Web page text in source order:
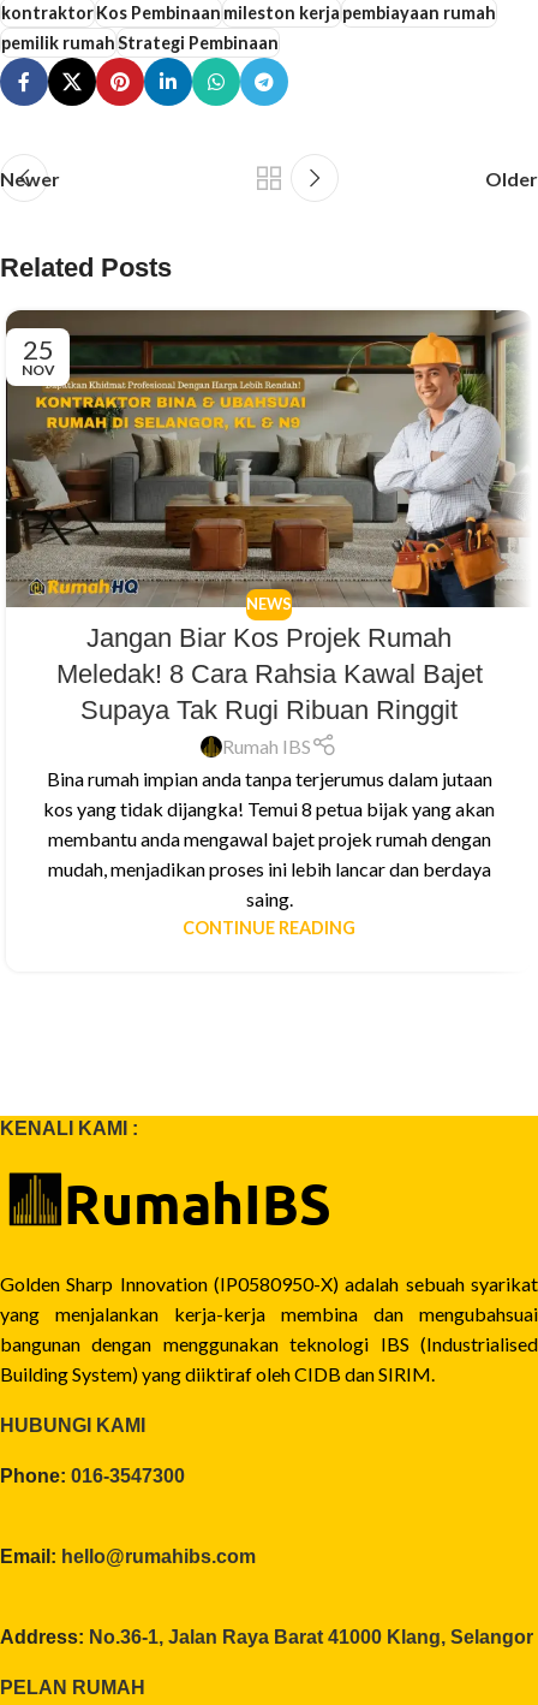
kontraktorKos Pembinaanmileston kerjapembiayaan rumah
pemilik rumahStrategi Pembinaan
Newer Older
Related Posts
25
NOV
NEWS
Jangan Biar Kos Projek Rumah
Meledak! 8 Cara Rahsia Kawal Bajet
Supaya Tak Rugi Ribuan Ringgit
Rumah IBS
Bina rumah impian anda tanpa terjerumus dalam jutaan
kos yang tidak dijangka! Temui 8 petua bijak yang akan
membantu anda mengawal bajet projek rumah dengan
mudah, menjadikan proses ini lebih lancar dan berdaya
saing.
CONTINUE READING
KENALI KAMI :
Golden Sharp Innovation (IP0580950-X) adalah sebuah syarikat
yang menjalankan kerja-kerja membina dan mengubahsuai
bangunan dengan menggunakan teknologi IBS (Industrialised
Building System) yang diiktiraf oleh CIDB dan SIRIM.
HUBUNGI KAMI
Phone: 016-3547300
Email: hello@rumahibs.com
Address: No.36-1, Jalan Raya Barat 41000 Klang, Selangor
PELAN RUMAH